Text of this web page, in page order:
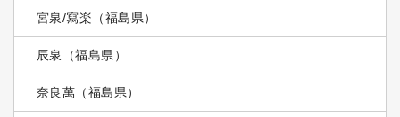
宮泉/寫楽（福島県）
辰泉（福島県）
奈良萬（福島県）